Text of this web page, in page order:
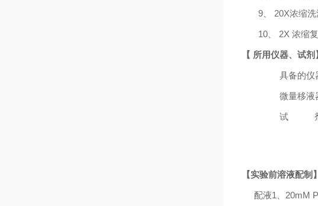
9、 20X浓缩洗
10、 2X 浓缩
【 所用仪器、试剂
具备的仪
微量移液
试剂：
【实验前溶液配制】
配液1、20mM